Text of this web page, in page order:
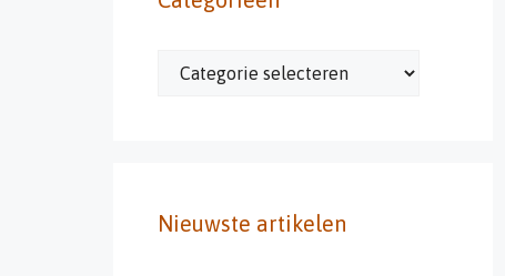
Categorieën
Nieuwste artikelen